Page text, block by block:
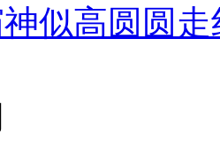
似高圆圆走